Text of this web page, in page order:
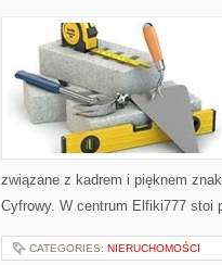
związane z kadrem i pięknem
Cyfrowy. W centrum Elfiki777 stoi
CATEGORIES: NIERUCHOMOŚCI